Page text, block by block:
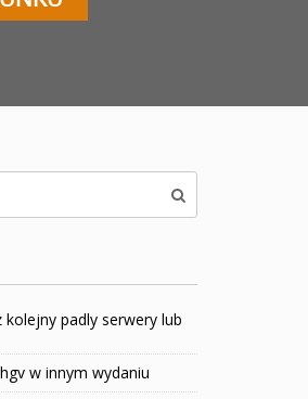
kolejny padly serwery lub
w innym wydaniu